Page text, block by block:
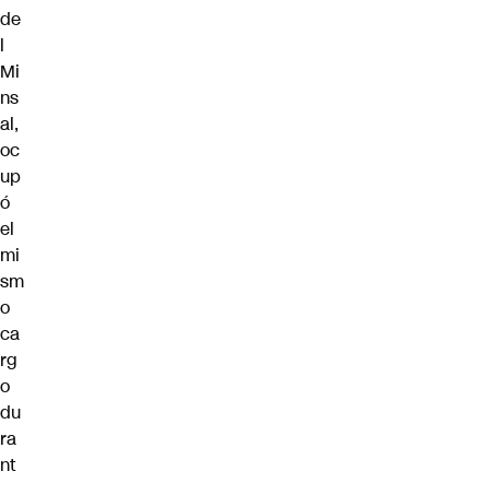
de
l
Mi
ns
al,
oc
up
ó
el
mi
sm
o
ca
rg
o
du
ra
nt